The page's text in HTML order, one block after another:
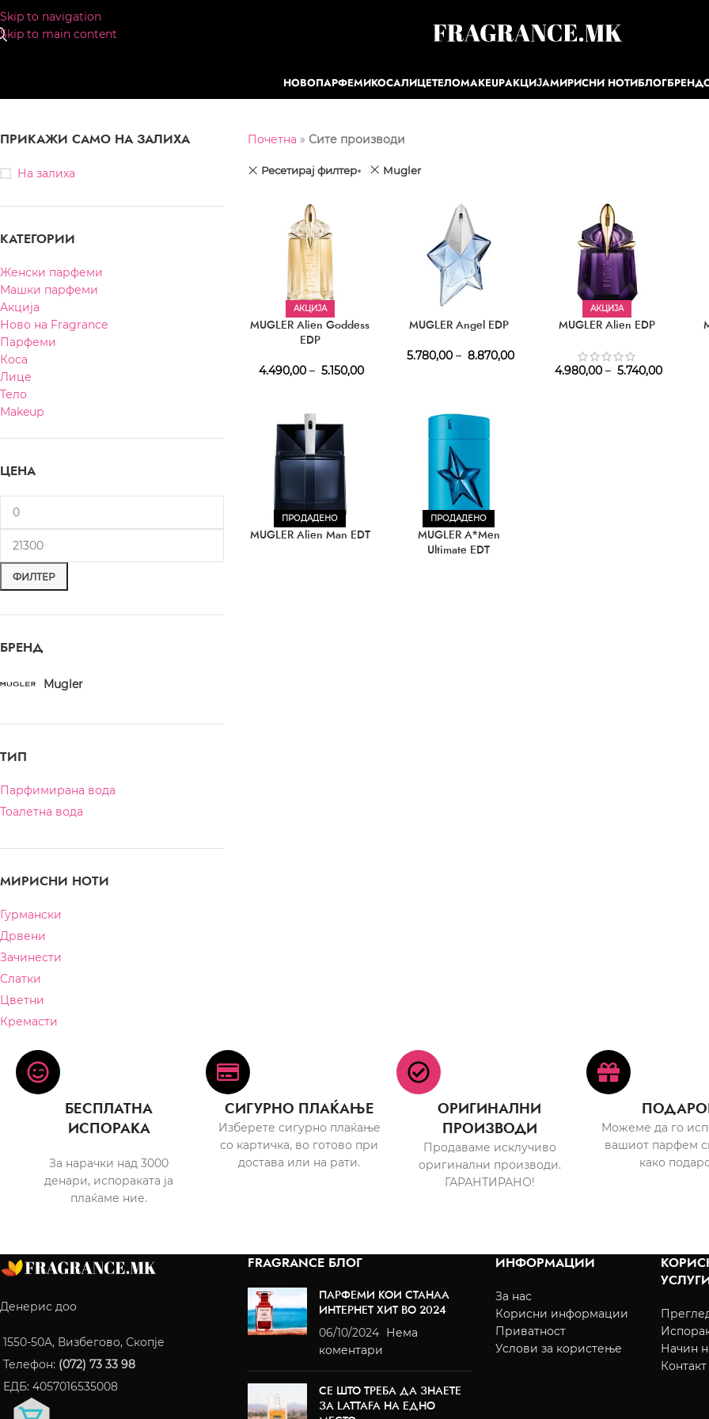
Skip to navigation
Skip to main content
НОВОПАРФЕМИКОСАЛИЦЕТЕЛОMAKEUPАКЦИЈАМИРИСНИ НОТИБЛОГ
ПРИКАЖИ САМО НА ЗАЛИХА
На залиха
КАТЕГОРИИ
Женски парфеми
Машки парфеми
Акција
Ново на Fragrance
Парфеми
Коса
Лице
Тело
Makeup
ЦЕНА
ФИЛТЕР
БРЕНД
Mugler
ТИП
Парфимирана вода
Тоалетна вода
МИРИСНИ НОТИ
Гурмански
Дрвени
Зачинести
Слатки
Цветни
Кремасти
Почетна » Сите производи
Ресетирај филтер Mugler
АКЦИЈА
MUGLER Alien Goddess
EDP
4.490,00 – 5.150,00
MUGLER Angel EDP
5.780,00 – 8.870,00
АКЦИЈА
MUGLER Alien EDP
4.980,00 – 5.740,00
ПРОДАДЕНО
MUGLER Alien Man EDT
ПРОДАДЕНО
MUGLER A*Men
Ultimate EDT
БЕСПЛАТНА
ИСПОРАКА
За нарачки над 3000
денари, испораката ја
плаќаме ние.
СИГУРНО ПЛАЌАЊЕ
Изберете сигурно плаќање
со картичка, во готово при
достава или на рати.
ОРИГИНАЛНИ
ПРОИЗВОДИ
Продаваме исклучиво
оригинални производи.
ГАРАНТИРАНО!
Можеме да го
вашиот парфем
како
Денерис доо
1550-50A, Визбегово, Скопје
Телефон: (072) 73 33 98
ЕДБ: 4057016535008
FRAGRANCE БЛОГ
ПАРФЕМИ КОИ СТАНАА
ИНТЕРНЕТ ХИТ ВО 2024
06/10/2024 Нема
коментари
СЕ ШТО ТРЕБА ДА ЗНАЕТЕ
ЗА LATTAFA НА ЕДНО
ИНФОРМАЦИИ
За нас
Корисни информации
Приватност
Услови за користење
Начин
Контакт